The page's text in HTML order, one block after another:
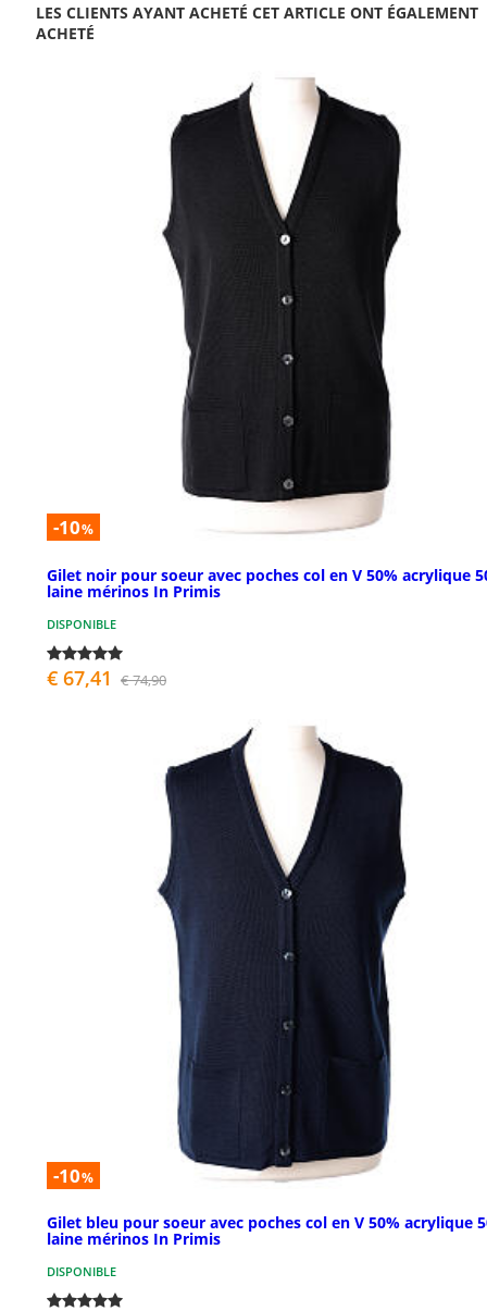
LES CLIENTS AYANT ACHETÉ CET ARTICLE ONT ÉGALEMENT
ACHETÉ
-10%
Gilet noir pour soeur avec poches col en V 50% acrylique
laine mérinos In Primis
DISPONIBLE
€ 67,41 € 74,90
-10%
Gilet bleu pour soeur avec poches col en V 50% acrylique
laine mérinos In Primis
DISPONIBLE